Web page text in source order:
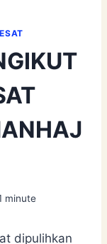
minute
dipulihkan